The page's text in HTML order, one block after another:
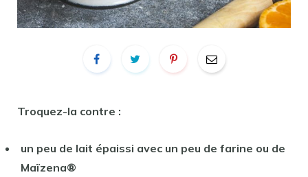
Troquez-la contre :
un peu de lait épaissi avec un peu de farine ou de
Maïzena®